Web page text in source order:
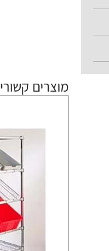
מוצרים